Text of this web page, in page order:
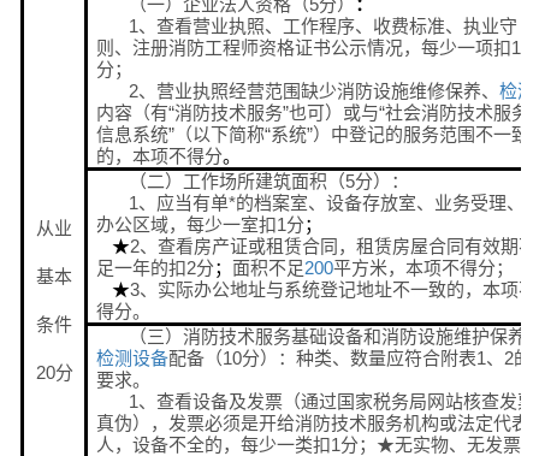
从业
基本
条件
20分
（一）企业法人资格（5分） ：
1、查看营业执照、工作程序、收费标准、执业守
则、注册消防工程师资格证书公示情况，每少一项扣1
分；
2、营业执照经营范围缺少消防设施维修保养、 检测
内容（有“消防技术服务”也可）或与“社会消防技术服务
信息系统”（以下简称“系统”）中登记的服务范围不一致
的，本项不得分。
（二）工作场所建筑面积（5分）：
1、应当有单*的档案室、设备存放室、业务受理、
办公区域，每少一室扣1分；
★2、查看房产证或租赁合同，租赁房屋合同有效期不
足一年的扣2分； 面积不足200平方米，本项不得分；
★3、实际办公地址与系统登记地址不一致的，本项不
得分。
（三）消防技术服务基础设备和消防设施维护保养
检测设备配备（10分）：种类、数量应符合附表1、2的
要求。
1、查看设备及发票（通过国家税务局网站核查发票
真伪），发票必须是开给消防技术服务机构或法定代表
人，设备不全的，每少一类扣1分；★无实物、无发票